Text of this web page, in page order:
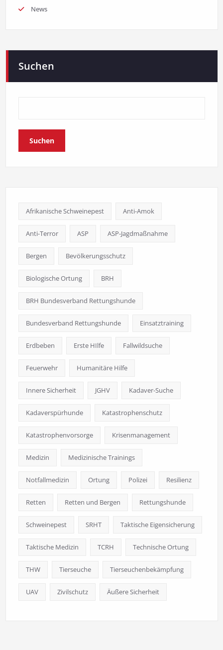
News
Suchen
Suchen
Afrikanische Schweinepest Anti-Amok
Anti-Terror ASP ASP-Jagdmaßnahme
Bergen Bevölkerungsschutz
Biologische Ortung BRH
BRH Bundesverband Rettungshunde
Bundesverband Rettungshunde Einsatztraining
Erdbeben Erste HIlfe Fallwildsuche
Feuerwehr Humanitäre Hilfe
Innere Sicherheit JGHV Kadaver-Suche
Kadaverspürhunde Katastrophenschutz
Katastrophenvorsorge Krisenmanagement
Medizin Medizinische Trainings
Notfallmedizin Ortung Polizei Resilienz
Retten Retten und Bergen Rettungshunde
Schweinepest SRHT Taktische Eigensicherung
Taktische Medizin TCRH Technische Ortung
THW Tierseuche Tierseuchenbekämpfung
UAV Zivilschutz Äußere Sicherheit